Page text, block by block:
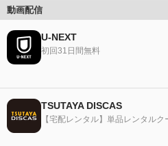
動画配信
U-NEXT
初回31日間無料
TSUTAYA DISCAS
【宅配レンタル】単品レンタル